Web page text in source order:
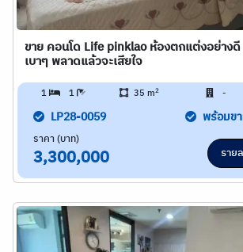
ขาย คอนโด Life pinklao ห้องตกแต่งอย่าง
เบาๆ พลาดแล้วจะเสียใจ
1 1 35 m2 -
LP28-0059 พร้อมข
ราคา (บาท)
3,300,000 ราย